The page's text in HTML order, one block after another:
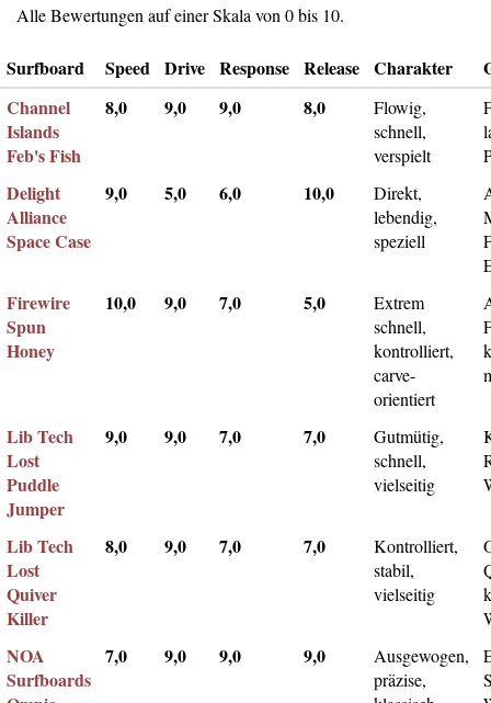
Alle Bewertungen auf einer Skala von 0 bis 10.
Surfboard Speed Drive Response Release Charakter
Channel
Islands
Feb's Fish
8,0 9,0 9,0 8,0
Flowig,
schnell,
verspielt
Delight
Alliance
Space Case
9,0 5,0 6,0 10,0
Direkt,
lebendig,
speziell
Firewire
Spun
Honey
10,0 9,0 7,0 5,0
Extrem
schnell,
kontrolliert,
carve-
orientiert
Lib Tech
Lost
Puddle
Jumper
9,0 9,0 7,0 7,0
Gutmütig,
schnell,
vielseitig
Lib Tech
Lost
Quiver
Killer
8,0 9,0 7,0 7,0
Kontrolliert,
stabil,
vielseitig
NOA
Surfboards
7,0 9,0 9,0 9,0
Ausgewogen,
präzise,